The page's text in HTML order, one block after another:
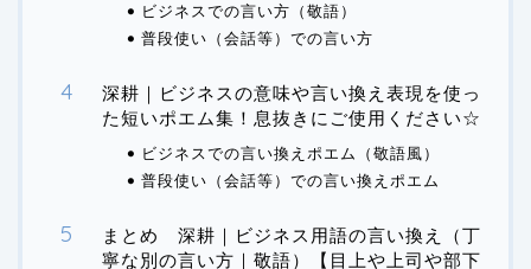
ビジネスでの言い方（敬語）
普段使い（会話等）での言い方
深耕｜ビジネスの意味や言い換え表現を使っ
た短いポエム集！息抜きにご使用ください☆
ビジネスでの言い換えポエム（敬語風）
普段使い（会話等）での言い換えポエム
まとめ 深耕｜ビジネス用語の言い換え（丁
寧な別の言い方｜敬語）【目上や上司や部下